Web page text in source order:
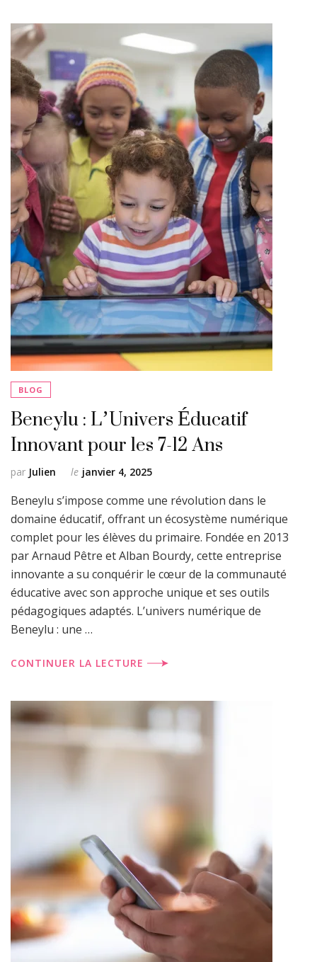
BLOG
Beneylu : L’Univers Éducatif
Innovant pour les 7-12 Ans
par Julien le janvier 4, 2025
Beneylu s’impose comme une révolution dans le
domaine éducatif, offrant un écosystème numérique
complet pour les élèves du primaire. Fondée en 2013
par Arnaud Pêtre et Alban Bourdy, cette entreprise
innovante a su conquérir le cœur de la communauté
éducative avec son approche unique et ses outils
pédagogiques adaptés. L’univers numérique de
Beneylu : une …
CONTINUER LA LECTURE